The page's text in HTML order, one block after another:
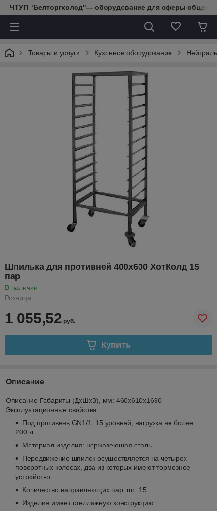
ЧТУП "Белторгхолод"— оборудование для сферы
Товары и услуги Кухонное оборудование
Шпилька для противней 400х600 ХотКолд 15
пар
В наличии
Розница
1 055,52 руб.
Купить
Описание
Описание Габариты (ДхШхВ), мм: 460х610х1690
Эксплуатационные свойства
Под противень GN1/1, 15 уровней, нагрузка не более
200 кг
Материал изделия: нержавеющая сталь .
Передвижение шпилек осуществляется на четырех
поворотных колесах, два из которых имеют тормозное
устройство.
Количество направляющих пар, шт: 15
Изделие имеет стеллажную конструкцию.